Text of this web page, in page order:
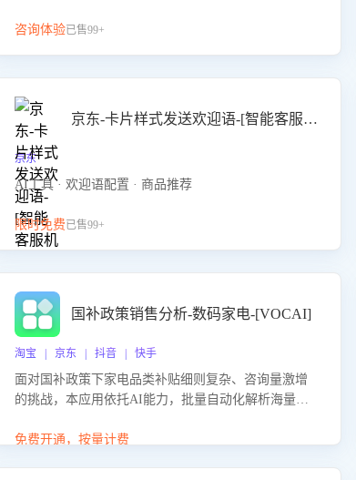
咨询体验已售99+
京东-卡片样式发送欢迎语-[智能客服机器人]
京东
AI工具 · 欢迎语配置 · 商品推荐
限时免费已售99+
国补政策销售分析-数码家电-[VOCAI]
淘宝 | 京东 | 抖音 | 快手
面对国补政策下家电品类补贴细则复杂、咨询量激增
的挑战，本应用依托AI能力，批量自动化解析海量客
政策的关注焦点与购买意向，深度洞察决策动因。同
免费开通，按量计费